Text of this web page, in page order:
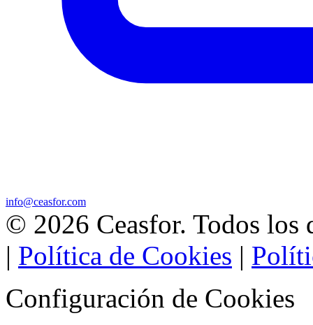
info@ceasfor.com
© 2026 Ceasfor. Todos los
| Política de Cookies |
Configuración de Cookies